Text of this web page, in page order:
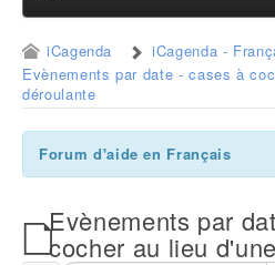
iCagenda
iCagenda -
Evènements par date - cases à
déroulante
Forum d'aide en Français
Evènements par
cocher au lieu